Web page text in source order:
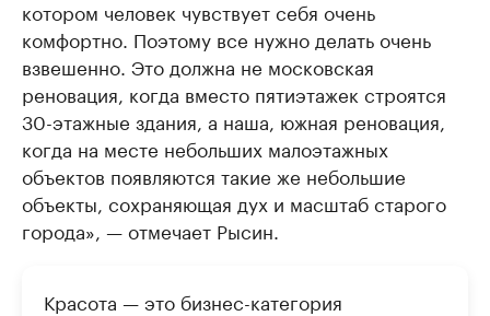
котором человек чувствует себя очень
комфортно. Поэтому все нужно делать очень
взвешенно. Это должна не московская
реновация, когда вместо пятиэтажек строятся
30-этажные здания, а наша, южная реновация,
когда на месте небольших малоэтажных
объектов появляются такие же небольшие
объекты, сохраняющая дух и масштаб старого
города», — отмечает Рысин.
Красота — это бизнес-категория